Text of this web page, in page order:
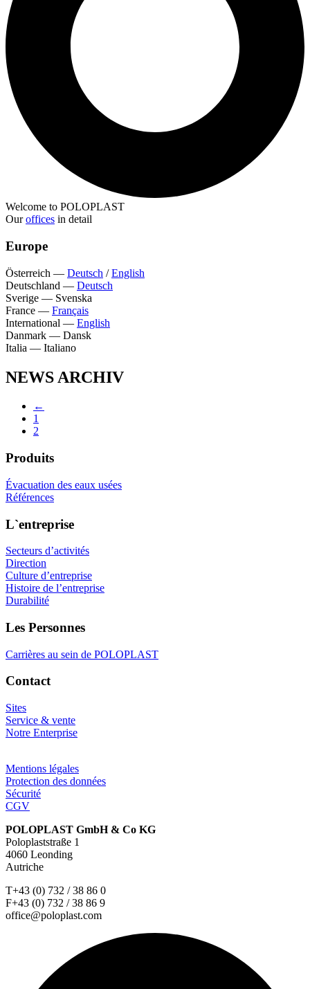
Welcome to POLOPLAST
Ouroffices in detail
Europe
Österreich — Deutsch /English
Deutschland — Deutsch
Sverige — Svenska
France — Français
International — English
Danmark — Dansk
Italia — Italiano
NEWS ARCHIV
←
1
2
Produits
Évacuation des eaux usées
Références
L`entreprise
Secteurs d’activités
Direction
Culture d’entreprise
Histoire de l’entreprise
Durabilité
Les Personnes
Carrières au sein de POLOPLAST
Contact
Sites
Service & vente
Notre Enterprise
Mentions légales
Protection des données
Sécurité
CGV
POLOPLAST GmbH & Co KG
Poloplaststraße 1
4060 Leonding
Autriche
T+43 (0) 732 / 38 86 0
F+43 (0) 732 / 38 86 9
office@poloplast.com